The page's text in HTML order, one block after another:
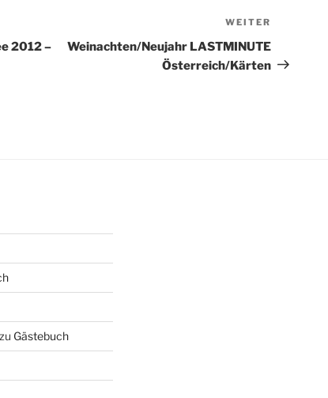
2012 –
Beitrag
WEITER
Weinachten/Neujahr LASTMINUTE
Österreich/Kärten
zu Gästebuch